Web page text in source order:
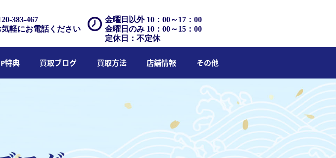
金曜日以外 10：00～17：00
金曜日のみ 10：00～15：00
定休日：不定休
383-467
気軽にお電話ください
特典 買取ブログ 買取方法 店舗情報 その他